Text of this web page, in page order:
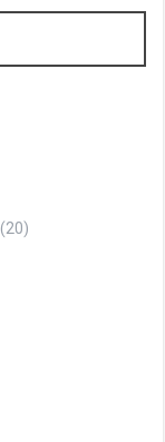
(20)